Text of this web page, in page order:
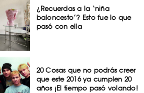
¿Recuerdas a la ‘niña
baloncesto’? Esto fue lo que
pasó con ella
20 Cosas que no podrás creer
que este 2016 ya cumplen 20
años ¡El tiempo pasó volando!